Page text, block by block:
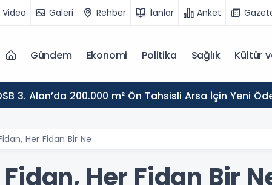
Video Galeri Rehber İlanlar Anket
Gündem Ekonomi Politika Sağlık Kültür
3. Alan’da 200.000 m² Ön Tahsisli Arsa İçin Yeni
Her Fidan Bir Ne
Her Fidan Bir